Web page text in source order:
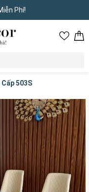
Phí!
Cấp 503S